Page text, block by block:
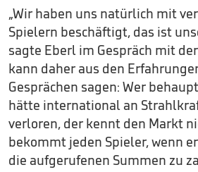
„Wir haben uns natürlich mit
Spielern beschäftigt, das ist
sagte Eberl im Gespräch mit der
kann daher aus den
Gesprächen sagen: Wer
hätte international an
verloren, der kennt den Markt
bekommt jeden Spieler, wenn
die aufgerufenen Summen zu